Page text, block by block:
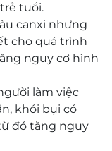
tuổi.
canxi nhưng
cho quá trình
nguy cơ hình
làm việc
khói bụi có
đó tăng nguy